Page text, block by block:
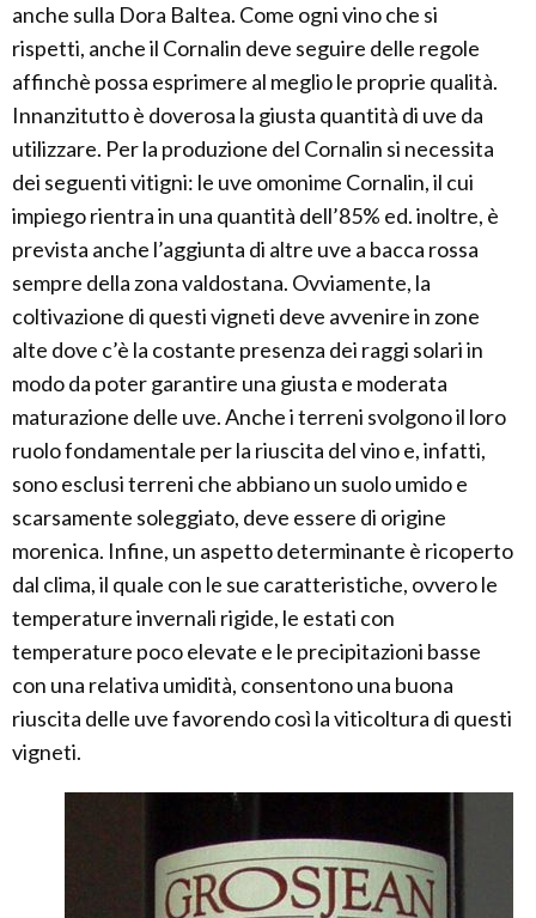
anche sulla Dora Baltea. Come ogni vino che si
rispetti, anche il Cornalin deve seguire delle regole
affinchè possa esprimere al meglio le proprie qualità.
Innanzitutto è doverosa la giusta quantità di uve da
utilizzare. Per la produzione del Cornalin si necessita
dei seguenti vitigni: le uve omonime Cornalin, il cui
impiego rientra in una quantità dell’85% ed. inoltre, è
prevista anche l’aggiunta di altre uve a bacca rossa
sempre della zona valdostana. Ovviamente, la
coltivazione di questi vigneti deve avvenire in zone
alte dove c’è la costante presenza dei raggi solari in
modo da poter garantire una giusta e moderata
maturazione delle uve. Anche i terreni svolgono il loro
ruolo fondamentale per la riuscita del vino e, infatti,
sono esclusi terreni che abbiano un suolo umido e
scarsamente soleggiato, deve essere di origine
morenica. Infine, un aspetto determinante è ricoperto
dal clima, il quale con le sue caratteristiche, ovvero le
temperature invernali rigide, le estati con
temperature poco elevate e le precipitazioni basse
con una relativa umidità, consentono una buona
riuscita delle uve favorendo così la viticoltura di questi
vigneti.